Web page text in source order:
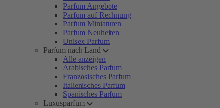
Parfum Angebote
Parfum auf Rechnung
Parfum Miniaturen
Parfum Neuheiten
Unisex Parfum
Parfum nach Land
Alle anzeigen
Arabisches Parfum
Französisches Parfum
Italienisches Parfum
Spanisches Parfum
Luxusparfum